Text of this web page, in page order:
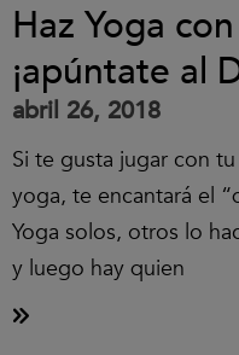
Haz Yoga
¡apúntate al
abril 26, 2018
Si te gusta jugar con
yoga, te encantará el
Yoga solos, otros lo
y luego hay quien